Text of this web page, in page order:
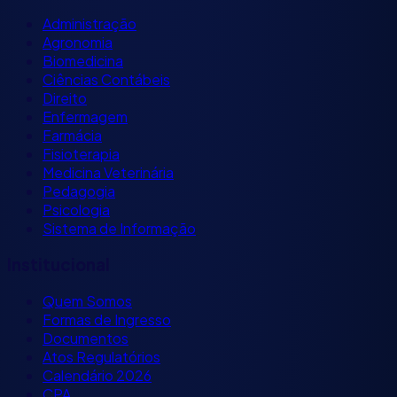
Administração
Agronomia
Biomedicina
Ciências Contábeis
Direito
Enfermagem
Farmácia
Fisioterapia
Medicina Veterinária
Pedagogia
Psicologia
Sistema de Informação
Quem Somos
Formas de Ingresso
Documentos
Atos Regulatórios
Calendário 2026